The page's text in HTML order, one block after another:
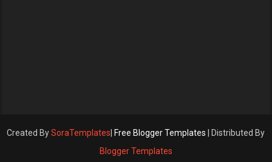
Created BySoraTemplates Free Blogger Templates | Distributed By
Blogger Templates